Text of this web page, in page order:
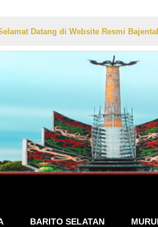
di Website Resmi
BARITO SELATAN